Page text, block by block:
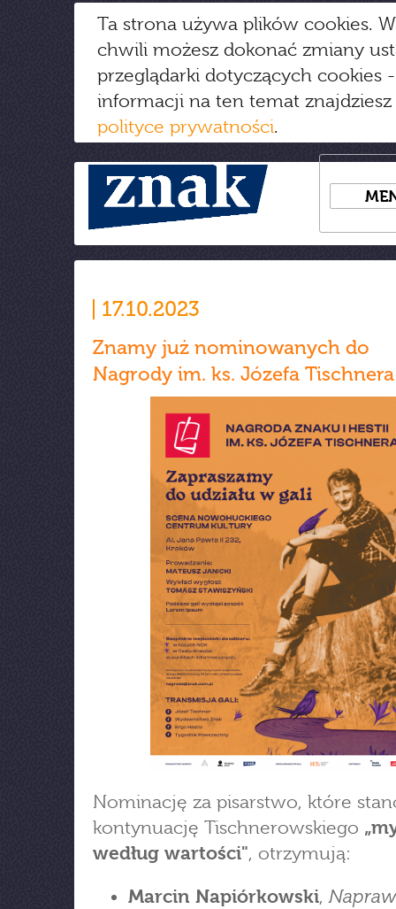
Ta strona używa plików cookies.
chwili możesz dokonać zmiany
przeglądarki dotyczących cookies
informacji na ten temat
polityce prywatności.
17.10.2023
Znamy już nominowanych do
Nagrody im. ks. Józefa
Nominację za pisarstwo, które
kontynuację Tischnerowskiego
według wartości", otrzymują:
Marcin Napiórkowski,